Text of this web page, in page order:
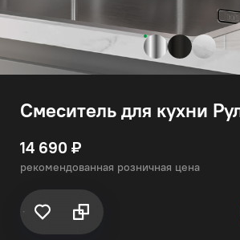
Смеситель для кухни
14 690 ₽
рекомендованная розничная цена